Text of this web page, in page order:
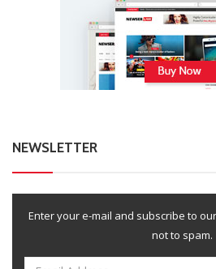
NEWSLETTER
Enter your e-mail and subscribe to
not to spam.